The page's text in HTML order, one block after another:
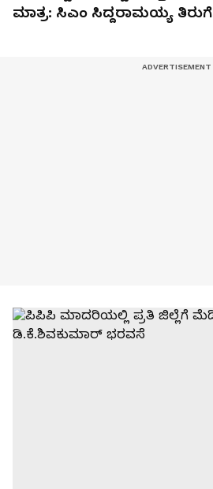
ಮಾತ್ರ: ಸಿಎಂ ಸಿದ್ದರಾಮಯ್ಯ